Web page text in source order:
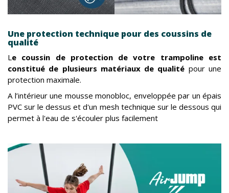
Une protection technique pour des coussins de
qualité
Le coussin de protection de votre trampoline est
constitué de plusieurs matériaux de qualité pour une
protection maximale.
A l’intérieur une mousse monobloc, enveloppée par un épais
PVC sur le dessus et d'un mesh technique sur le dessous qui
permet à l'eau de s'écouler plus facilement